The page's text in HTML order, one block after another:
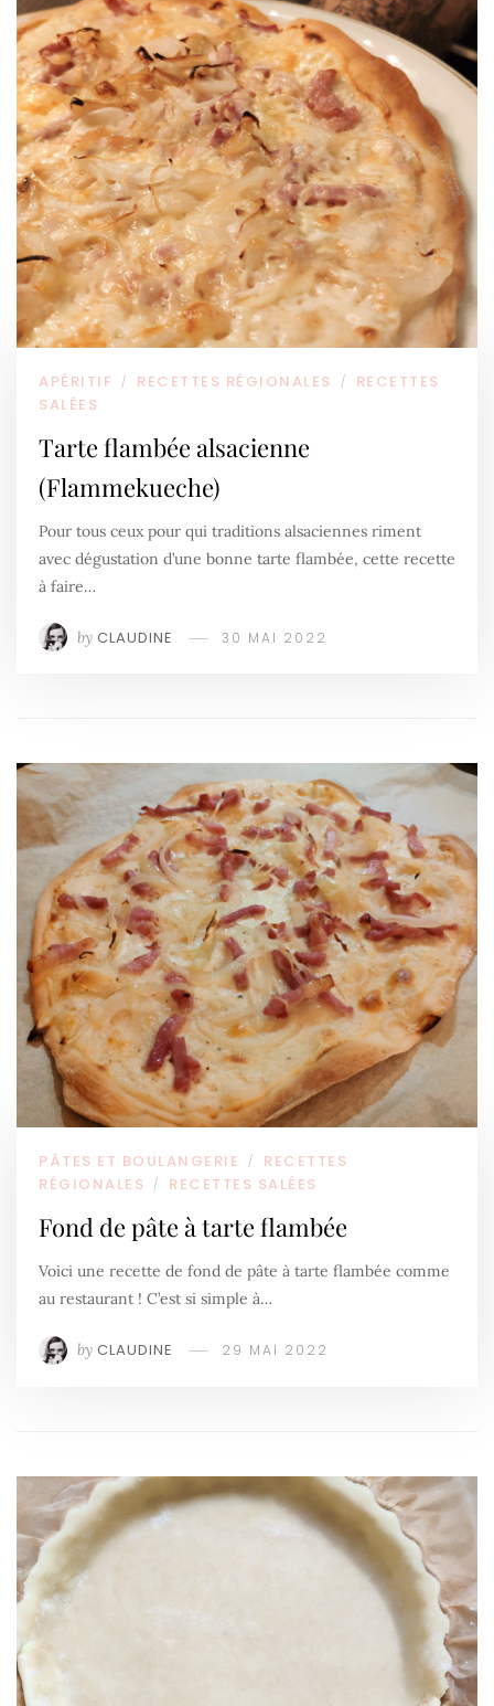
APÉRITIF / RECETTES RÉGIONALES /
RECETTES
SALÉES
Tarte flambée alsacienne
(Flammekueche)
Pour tous ceux pour qui traditions alsaciennes riment
avec dégustation d’une bonne tarte flambée, cette recette
à faire…
by CLAUDINE 30 MAI 2022
PÂTES ET BOULANGERIE /
RECETTES
RÉGIONALES
/ RECETTES SALÉES
Fond de pâte à tarte flambée
Voici une recette de fond de pâte à tarte flambée comme
au restaurant ! C’est si simple à…
by CLAUDINE 29 MAI 2022